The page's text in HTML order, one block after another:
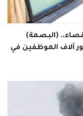
(البصمة)
آلاف الموظفين في